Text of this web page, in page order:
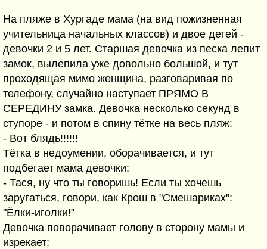
На пляже в Хургаде мама (на вид пожизненная
учительница начальных классов) и двое детей -
девочки 2 и 5 лет. Старшая девочка из песка лепит
замок, вылепила уже довольно большой, и тут
проходящая мимо женщина, разговаривая по
телефону, случайно наступает ПРЯМО В
СЕРЕДИНУ замка. Девочка несколько секунд в
ступоре - и потом в спину тётке на весь пляж:
- Вот блядь!!!!!!
Тётка в недоумении, оборачивается, и тут
подбегает мама девочки:
- Тася, ну что ты говоришь! Если ты хочешь
заругаться, говори, как Крош в "Смешариках":
"Ёлки-иголки!"
Девочка поворачивает голову в сторону мамы и
изрекает: